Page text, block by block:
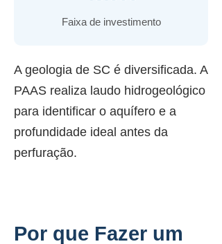
Faixa de investimento
A geologia de SC é diversificada. A
PAAS realiza laudo hidrogeológico
para identificar o aquífero e a
profundidade ideal antes da
perfuração.
Por que Fazer um